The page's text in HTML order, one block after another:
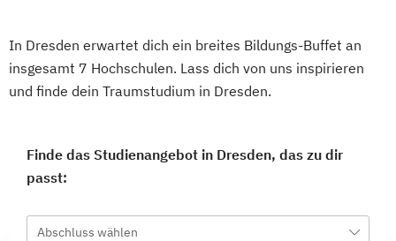
In Dresden erwartet dich ein breites Bildungs-Buffet an
insgesamt 7 Hochschulen. Lass dich von uns inspirieren
und finde dein Traumstudium in Dresden.
Finde das Studienangebot in Dresden, das zu dir
passt:
Abschluss wählen